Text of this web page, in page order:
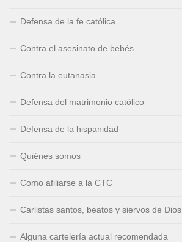
Defensa de la fe católica
Contra el asesinato de bebés
Contra la eutanasia
Defensa del matrimonio católico
Defensa de la hispanidad
Quiénes somos
Como afiliarse a la CTC
Carlistas santos, beatos y siervos de Dios
Alguna cartelería actual recomendada